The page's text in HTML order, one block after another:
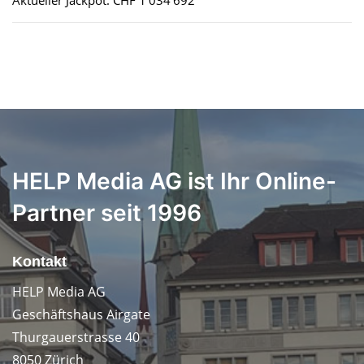
HELP Media AG ist Ihr Online-
Partner seit 1996
Kontakt
HELP Media AG
Geschäftshaus Airgate
Thurgauerstrasse 40
8050 Zürich